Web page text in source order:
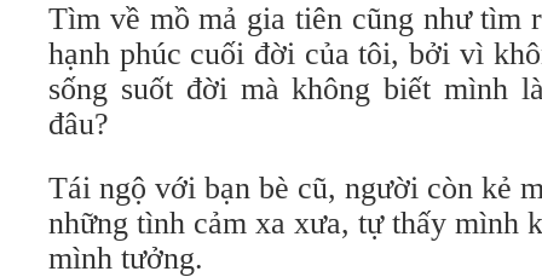
Tìm về mồ mả gia tiên cũng như tìm
hạnh phúc cuối đời của tôi, bởi vì
sống suốt đời mà không biết mình
đâu?
Tái ngộ với bạn bè cũ, người còn kẻ
những tình cảm xa xưa, tự thấy mình
mình tưởng.